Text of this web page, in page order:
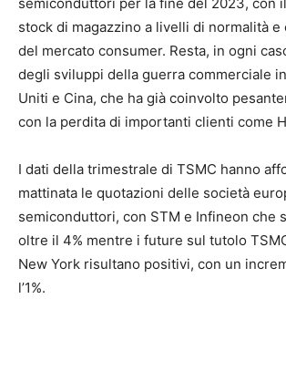
stock di magazzino a livelli di normalità e
del mercato consumer. Resta, in ogni
degli sviluppi della guerra commerciale
Uniti e Cina, che ha già coinvolto
con la perdita di importanti clienti come
I dati della trimestrale di TSMC hanno
mattinata le quotazioni delle società
semiconduttori, con STM e Infineon che
oltre il 4% mentre i future sul tutolo
New York risultano positivi, con un
l’1%.